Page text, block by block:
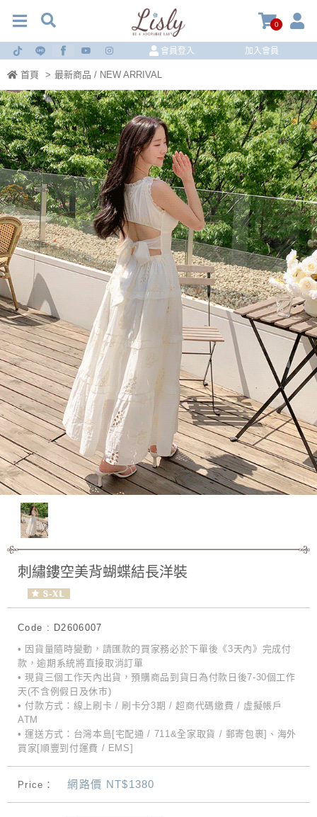
0
會員登入 加入會員
首頁 > 最新商品 / NEW ARRIVAL
刺繡鏤空美背蝴蝶結長洋裝
Code : D2606007
• 因貨量隨時變動，請匯款的買家務必於下單後《3天內》完成付
款，逾期系統將直接取消訂單
• 現貨三個工作天內出貨，預購商品到貨日為付款日後7-30個工作
天(不含例假日及休市)
• 付款方式：線上刷卡 / 刷卡分3期 / 超商代碼繳費 / 虛擬帳戶
ATM
• 運送方式：台灣本島[宅配通 / 711&全家取貨 / 郵寄包裹]、海外
買家[順豐到付運費 / EMS]
Price：網路價 NT$1380